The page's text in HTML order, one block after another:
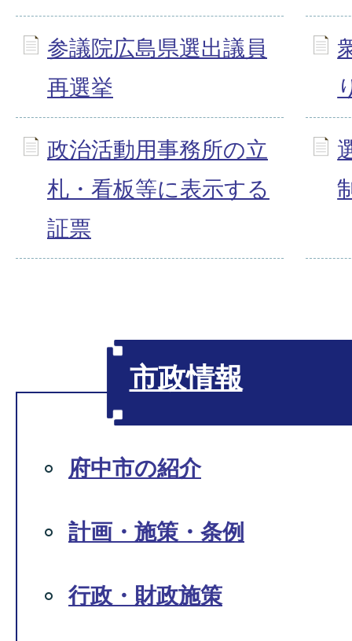
参議院広島県選出議員
再選挙
政治活動用事務所の立
札・看板等に表示する
証票
市政情報
府中市の紹介
計画・施策・条例
行政・財政施策